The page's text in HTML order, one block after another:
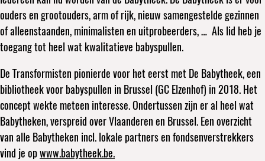
ouders en grootouders, arm of rijk, nieuw samengestelde gezinnen
of alleenstaanden, minimalisten en uitprobeerders, … Als lid heb je
toegang tot heel wat kwalitatieve babyspullen.
De Transformisten pionierde voor het eerst met De Babytheek, een
bibliotheek voor babyspullen in Brussel (GC Elzenhof) in 2018. Het
concept wekte meteen interesse. Ondertussen zijn er al heel wat
Babytheken, verspreid over Vlaanderen en Brussel. Een overzicht
van alle Babytheken incl. lokale partners en fondsenverstrekkers
vind je opwww.babytheek.be.